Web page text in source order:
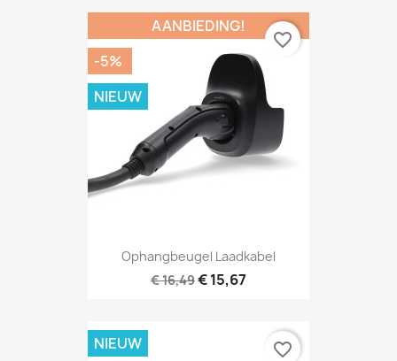
Ophangbeugel Laadkabel
€ 16,49€ 15,67
AANBIEDING!
-5%
NIEUW
favorite_border
NIEUW favorite_border